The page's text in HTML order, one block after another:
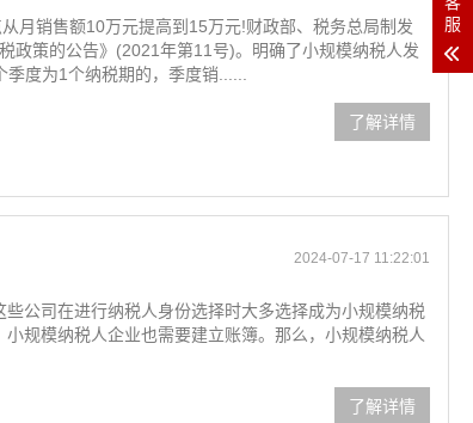
月销售额10万元提高到15万元!财政部、税务总局制发
政策的公告》(2021年第11号)。明确了小规模纳税人发
度为1个纳税期的，季度销......
了解详情
2024-07-17 11:22:01
公司在进行纳税人身份选择时大多选择成为小规模纳税
规模纳税人企业也需要建立账簿。那么，小规模纳税人
了解详情
服